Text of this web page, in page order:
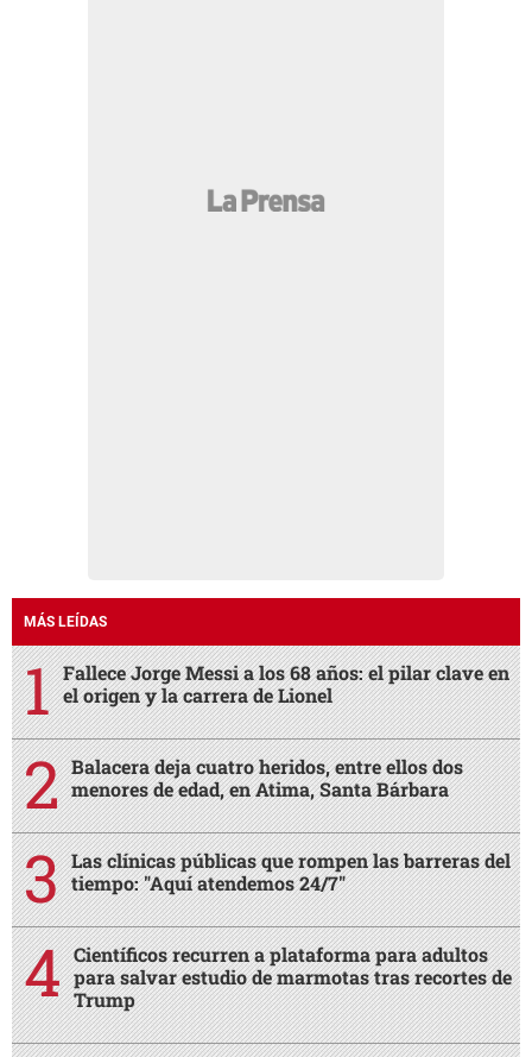
MÁS LEÍDAS
Fallece Jorge Messi a los 68 años: el pilar clave en
el origen y la carrera de Lionel
Balacera deja cuatro heridos, entre ellos dos
menores de edad, en Atima, Santa Bárbara
Las clínicas públicas que rompen las barreras del
tiempo: "Aquí atendemos 24/7"
Científicos recurren a plataforma para adultos
para salvar estudio de marmotas tras recortes de
Trump